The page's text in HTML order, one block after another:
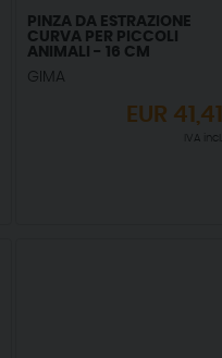
PINZA DA ESTRAZIONE
CURVA PER PICCOLI
ANIMALI - 16 CM
GIMA
EUR 41,41
IVA incl.